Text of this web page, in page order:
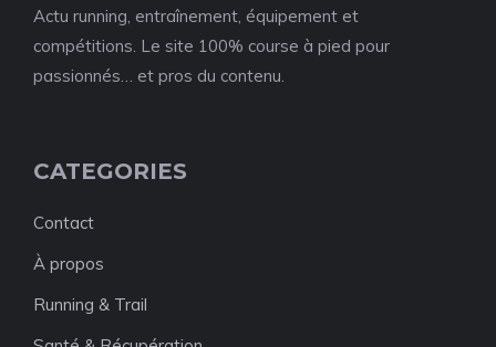
Actu running, entraînement, équipement et
compétitions. Le site 100% course à pied pour
passionnés… et pros du contenu.
CATEGORIES
Contact
À propos
Running & Trail